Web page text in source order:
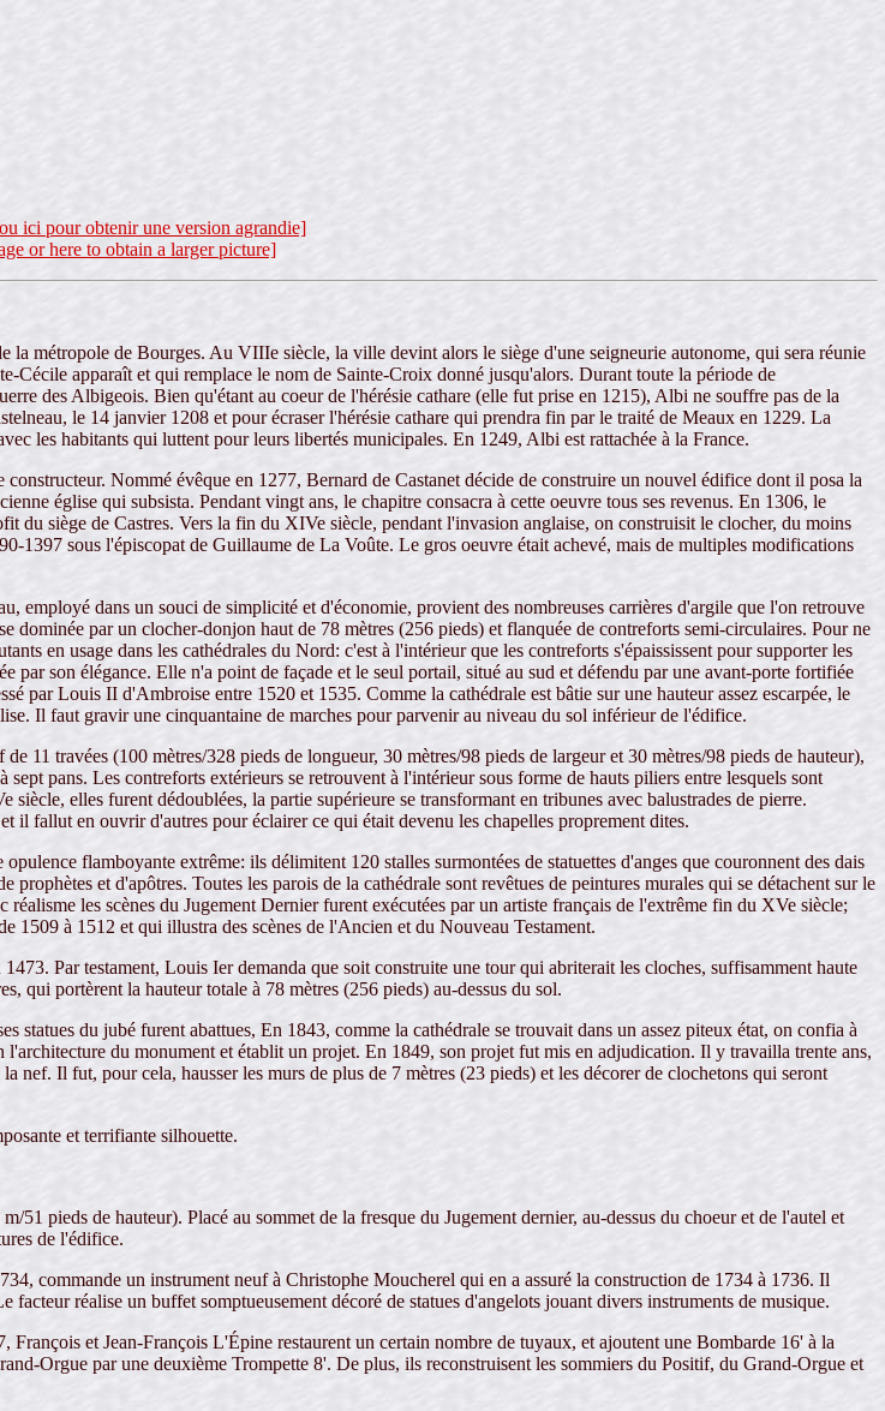
ici pour obtenir une version agrandie]
or here to obtain a larger picture]
métropole de Bourges. Au VIIIe siècle, la ville devint alors le siège d'une seigneurie autonome, qui sera réunie
Cécile apparaît et qui remplace le nom de Sainte-Croix donné jusqu'alors. Durant toute la période de
des Albigeois. Bien qu'étant au coeur de l'hérésie cathare (elle fut prise en 1215), Albi ne souffre pas de la
le 14 janvier 1208 et pour écraser l'hérésie cathare qui prendra fin par le traité de Meaux en 1229. La
les habitants qui luttent pour leurs libertés municipales. En 1249, Albi est rattachée à la France.
Nommé évêque en 1277, Bernard de Castanet décide de construire un nouvel édifice dont il posa la
église qui subsista. Pendant vingt ans, le chapitre consacra à cette oeuvre tous ses revenus. En 1306, le
du siège de Castres. Vers la fin du XIVe siècle, pendant l'invasion anglaise, on construisit le clocher, du moins
1397 sous l'épiscopat de Guillaume de La Voûte. Le gros oeuvre était achevé, mais de multiples modifications
employé dans un souci de simplicité et d'économie, provient des nombreuses carrières d'argile que l'on retrouve
par un clocher-donjon haut de 78 mètres (256 pieds) et flanquée de contreforts semi-circulaires. Pour ne
en usage dans les cathédrales du Nord: c'est à l'intérieur que les contreforts s'épaississent pour supporter les
par son élégance. Elle n'a point de façade et le seul portail, situé au sud et défendu par une avant-porte fortifiée
par Louis II d'Ambroise entre 1520 et 1535. Comme la cathédrale est bâtie sur une hauteur assez escarpée, le
Il faut gravir une cinquantaine de marches pour parvenir au niveau du sol inférieur de l'édifice.
11 travées (100 mètres/328 pieds de longueur, 30 mètres/98 pieds de largeur et 30 mètres/98 pieds de hauteur),
pans. Les contreforts extérieurs se retrouvent à l'intérieur sous forme de hauts piliers entre lesquels sont
elles furent dédoublées, la partie supérieure se transformant en tribunes avec balustrades de pierre.
il fallut en ouvrir d'autres pour éclairer ce qui était devenu les chapelles proprement dites.
flamboyante extrême: ils délimitent 120 stalles surmontées de statuettes d'anges que couronnent des dais
et d'apôtres. Toutes les parois de la cathédrale sont revêtues de peintures murales qui se détachent sur le
les scènes du Jugement Dernier furent exécutées par un artiste français de l'extrême fin du XVe siècle;
1509 à 1512 et qui illustra des scènes de l'Ancien et du Nouveau Testament.
Par testament, Louis Ier demanda que soit construite une tour qui abriterait les cloches, suffisamment haute
qui portèrent la hauteur totale à 78 mètres (256 pieds) au-dessus du sol.
statues du jubé furent abattues, En 1843, comme la cathédrale se trouvait dans un assez piteux état, on confia à
du monument et établit un projet. En 1849, son projet fut mis en adjudication. Il y travailla trente ans,
nef. Il fut, pour cela, hausser les murs de plus de 7 mètres (23 pieds) et les décorer de clochetons qui seront
et terrifiante silhouette.
pieds de hauteur). Placé au sommet de la fresque du Jugement dernier, au-dessus du choeur et de l'autel et
de l'édifice.
commande un instrument neuf à Christophe Moucherel qui en a assuré la construction de 1734 à 1736. Il
réalise un buffet somptueusement décoré de statues d'angelots jouant divers instruments de musique.
et Jean-François L'Épine restaurent un certain nombre de tuyaux, et ajoutent une Bombarde 16' à la
Orgue par une deuxième Trompette 8'. De plus, ils reconstruisent les sommiers du Positif, du Grand-Orgue et